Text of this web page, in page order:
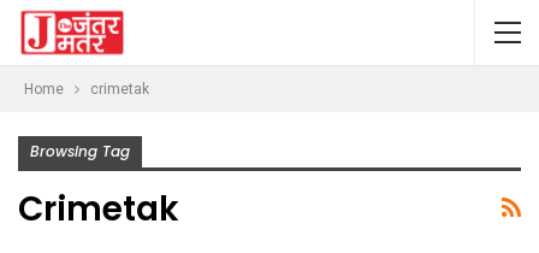
Home crimetak
Browsing Tag
Crimetak